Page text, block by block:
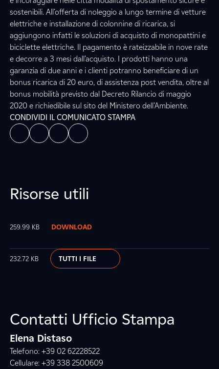
sostenibili. All’offerta di noleggio a lungo termine di vetture
elettriche e installazione di colonnine di ricarica, si
aggiungono infatti le soluzioni di acquisto di monopattini e
biciclette elettriche. Il pagamento è rateizzabile in nove rate
e decorre a 3 mesi dall’acquisto. I prodotti hanno una
garanzia di due anni e i clienti potranno beneficiare di un
bonus ricarica di 20 euro, di assistenza post vendita, oltre al
bonus mobilità previsto dal Decreto Rilancio di maggio
2020 e richiedibile sul sito del Ministero dell’Ambiente.
CONDIVIDI IL COMUNICATO STAMPA
Risorse utili
259.99 KB DOWNLOAD
232.72 KB TUTTI I FILE
Contatti Ufficio Stampa
Elena Distaso
Telefono: +39 02 62228522
Cellulare: +39 338 2500609